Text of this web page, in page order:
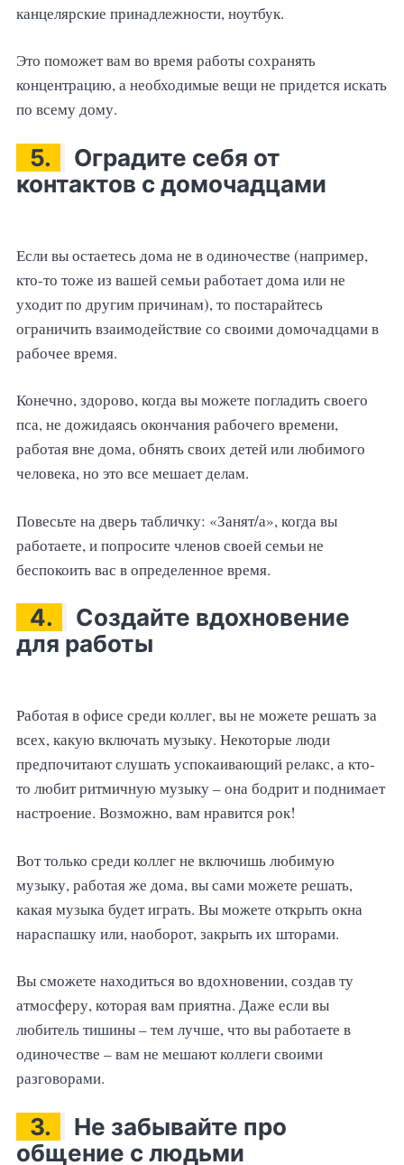
канцелярские принадлежности, ноутбук.
Это поможет вам во время работы сохранять
концентрацию, а необходимые вещи не придется искать
по всему дому.
5.
Оградите себя от
контактов с домочадцами
Если вы остаетесь дома не в одиночестве (например,
кто-то тоже из вашей семьи работает дома или не
уходит по другим причинам), то постарайтесь
ограничить взаимодействие со своими домочадцами в
рабочее время.
Конечно, здорово, когда вы можете погладить своего
пса, не дожидаясь окончания рабочего времени,
работая вне дома, обнять своих детей или любимого
человека, но это все мешает делам.
Повесьте на дверь табличку: «Занят/а», когда вы
работаете, и попросите членов своей семьи не
беспокоить вас в определенное время.
4.
Создайте вдохновение
для работы
Работая в офисе среди коллег, вы не можете решать за
всех, какую включать музыку. Некоторые люди
предпочитают слушать успокаивающий релакс, а кто-
то любит ритмичную музыку – она бодрит и поднимает
настроение. Возможно, вам нравится рок!
Вот только среди коллег не включишь любимую
музыку, работая же дома, вы сами можете решать,
какая музыка будет играть. Вы можете открыть окна
нараспашку или, наоборот, закрыть их шторами.
Вы сможете находиться во вдохновении, создав ту
атмосферу, которая вам приятна. Даже если вы
любитель тишины – тем лучше, что вы работаете в
одиночестве – вам не мешают коллеги своими
разговорами.
3.
Не забывайте про
общение с людьми